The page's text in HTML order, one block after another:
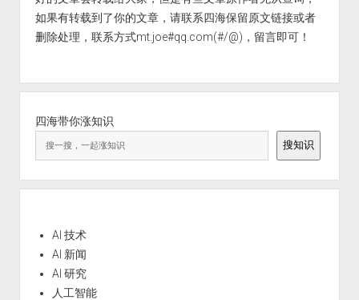
如果有转载到了你的文章，请联系四海保留原文链接或者
删除处理，联系方式mt.joe#qq.com(#/@)，留言即可！
四海带你涨知识
搜知识
AI 技术
AI 新闻
AI 研究
人工智能